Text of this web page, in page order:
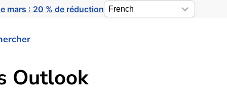
mars : 20 % de réduction
Outlook